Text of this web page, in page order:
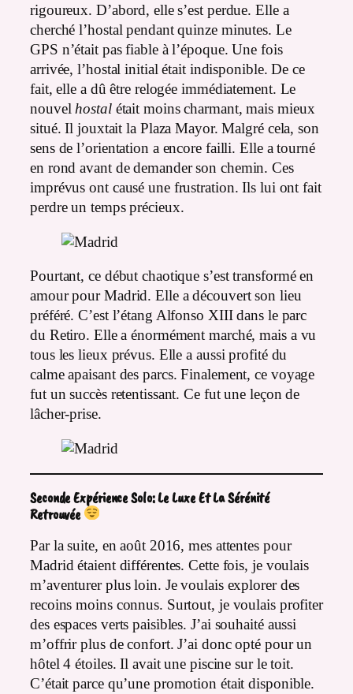
rigoureux. D’abord, elle s’est perdue. Elle a
cherché l’hostal pendant quinze minutes. Le
GPS n’était pas fiable à l’époque. Une fois
arrivée, l’hostal initial était indisponible. De ce
fait, elle a dû être relogée immédiatement. Le
nouvelhostalétait moins charmant, mais mieux
situé. Il jouxtait la Plaza Mayor. Malgré cela, son
sens de l’orientation a encore failli. Elle a tourné
en rond avant de demander son chemin. Ces
imprévus ont causé une frustration. Ils lui ont fait
perdre un temps précieux.
Pourtant, ce début chaotique s’est transformé en
amour pour Madrid. Elle a découvert son lieu
préféré. C’est l’étang Alfonso XIII dans le parc
du Retiro. Elle a énormément marché, mais a vu
tous les lieux prévus. Elle a aussi profité du
calme apaisant des parcs. Finalement, ce voyage
fut un succès retentissant. Ce fut une leçon de
lâcher-prise.
Seconde Expérience Solo: Le Luxe Et La Sérénité
Retrouvée
Par la suite, en août 2016, mes attentes pour
Madrid étaient différentes. Cette fois, je voulais
m’aventurer plus loin. Je voulais explorer des
recoins moins connus. Surtout, je voulais profiter
des espaces verts paisibles. J’ai souhaité aussi
m’offrir plus de confort. J’ai donc opté pour un
hôtel 4 étoiles. Il avait une piscine sur le toit.
C’était parce qu’une promotion était disponible.